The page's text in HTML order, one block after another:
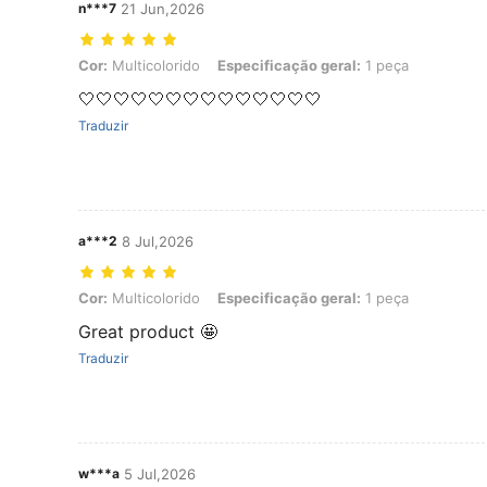
n***7 21 Jun,2026
Cor: Multicolorido, Especificação geral: 1 peça
Cor: Multicolorido Especificação geral: 1 peça
🤍🤍🤍🤍🤍🤍🤍🤍🤍🤍🤍🤍🤍🤍
Traduzir
a***2 8 Jul,2026
Cor: Multicolorido, Especificação geral: 1 peça
Cor: Multicolorido Especificação geral: 1 peça
Great product 🤩
Traduzir
w***a 5 Jul,2026